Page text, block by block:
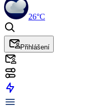
26°C
Přihlášení